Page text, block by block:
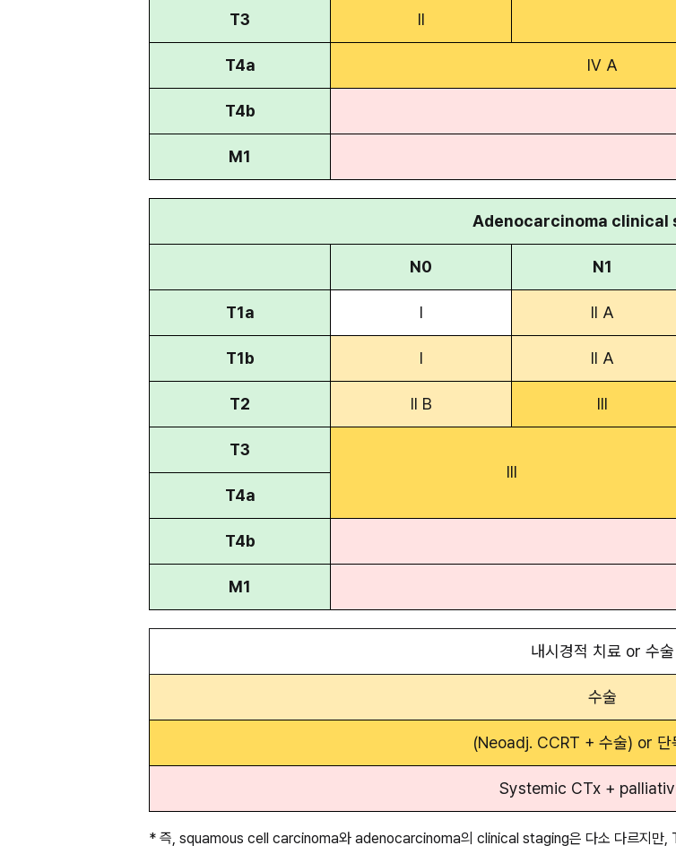
T3 II
T4a IV A
T4b
M1
Adenocarcinoma clinical
N0 N1
T1a I II A
T1b I II A
T2 II B III
T3
III
T4a
T4b
M1
내시경적 치료 or 수술
수술
(Neoadj. CCRT + 수술) or 단
Systemic CTx +
* 즉, squamous cell carcinoma와 adenocarcinoma의 clinical staging은 다소 다르지만,